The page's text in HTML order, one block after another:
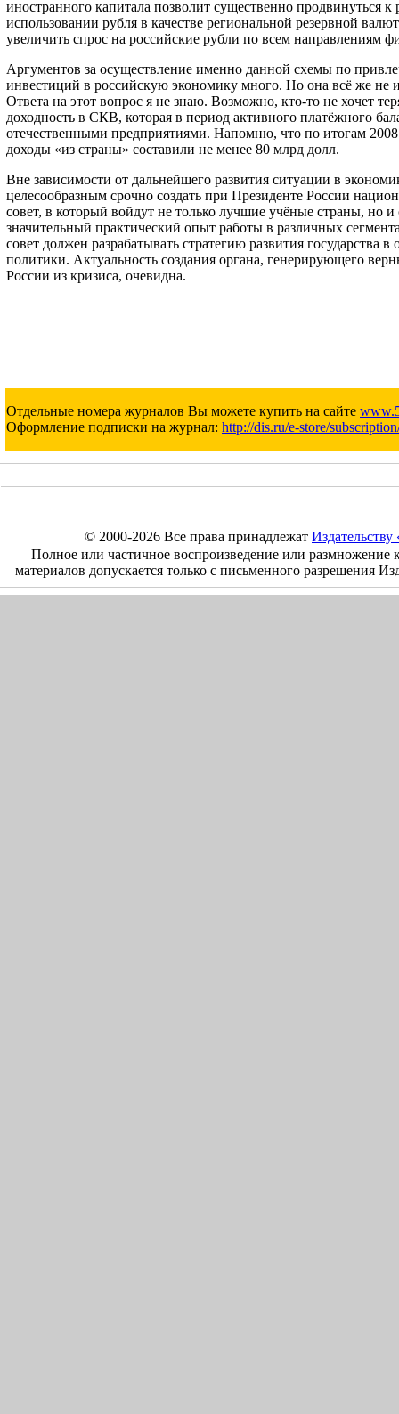
иностранного капитала позволит существенно продвинуться к
использовании рубля в качестве региональной резервной
увеличить спрос на российские рубли по всем направлениям
Аргументов за осуществление именно данной схемы по
инвестиций в российскую экономику много. Но она всё же не
Ответа на этот вопрос я не знаю. Возможно, кто-то не хочет
доходность в СКВ, которая в период активного платёжного
отечественными предприятиями. Напомню, что по итогам
доходы «из страны» составили не менее 80 млрд долл.
Вне зависимости от дальнейшего развития ситуации в
целесообразным срочно создать при Президенте России
совет, в который войдут не только лучшие учёные страны, но
значительный практический опыт работы в различных
совет должен разрабатывать стратегию развития государства в
политики. Актуальность создания органа, генерирующего
России из кризиса, очевидна.
Отдельные номера журналов Вы можете купить на сайте
Оформление подписки на журнал: http://dis.ru/e-store/
© 2000-2026 Все права принадлежат
Полное или частичное воспроизведение или размножение
материалов допускается только с письменного разрешения